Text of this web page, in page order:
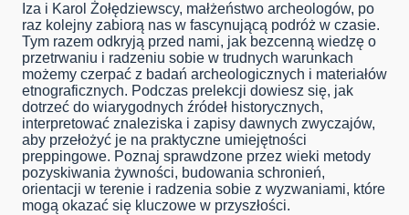
Iza i Karol Żołędziewscy, małżeństwo archeologów, po
raz kolejny zabiorą nas w fascynującą podróż w czasie.
Tym razem odkryją przed nami, jak bezcenną wiedzę o
przetrwaniu i radzeniu sobie w trudnych warunkach
możemy czerpać z badań archeologicznych i materiałów
etnograficznych. Podczas prelekcji dowiesz się, jak
dotrzeć do wiarygodnych źródeł historycznych,
interpretować znaleziska i zapisy dawnych zwyczajów,
aby przełożyć je na praktyczne umiejętności
preppingowe. Poznaj sprawdzone przez wieki metody
pozyskiwania żywności, budowania schronień,
orientacji w terenie i radzenia sobie z wyzwaniami, które
mogą okazać się kluczowe w przyszłości.